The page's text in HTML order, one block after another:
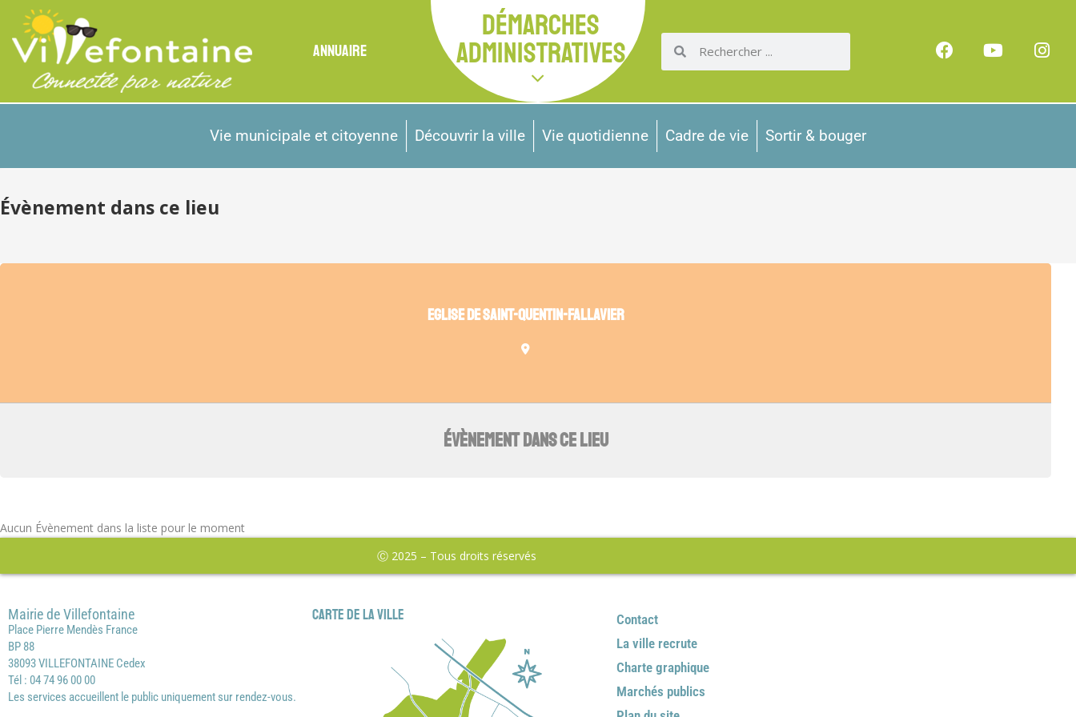
ANNUAIRE
DÉMARCHES
ADMINISTRATIVES
Vie municipale et citoyenne Découvrir la ville Vie quotidienne Cadre de vie Sortir & bouger
Évènement dans ce lieu
EGLISE DE SAINT-QUENTIN-FALLAVIER
ÉVÈNEMENT DANS CE LIEU
Aucun Évènement dans la liste pour le moment
Ⓒ 2025 – Tous droits réservés
Mairie de Villefontaine
Place Pierre Mendès France
BP 88
38093 VILLEFONTAINE Cedex
Tél : 04 74 96 00 00
Les services accueillent le public uniquement sur rendez-vous.
Carte de la ville
Contact
La ville recrute
Charte graphique
Marchés publics